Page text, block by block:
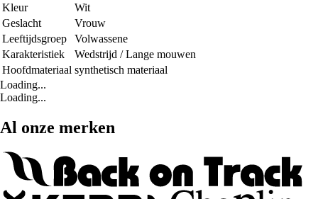
Kleur
Wit
Geslacht
Vrouw
Leeftijdsgroep
Volwassene
Karakteristiek
Wedstrijd / Lange mouwen
Hoofdmateriaal synthetisch materiaal
Loading...
Loading...
Al onze merken